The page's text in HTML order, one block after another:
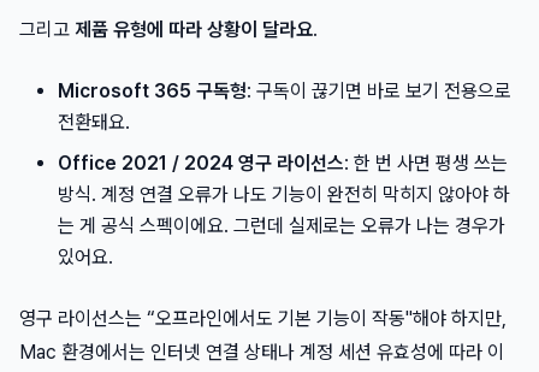
그리고 제품 유형에 따라 상황이 달라요.
Microsoft 365 구독형: 구독이 끊기면 바로 보기 전용으로
전환돼요.
Office 2021 / 2024 영구 라이선스: 한 번 사면 평생 쓰는
방식. 계정 연결 오류가 나도 기능이 완전히 막히지 않아야 하
는 게 공식 스펙이에요. 그런데 실제로는 오류가 나는 경우가
있어요.
영구 라이선스는 “오프라인에서도 기본 기능이 작동"해야 하지만,
Mac 환경에서는 인터넷 연결 상태나 계정 세션 유효성에 따라 이